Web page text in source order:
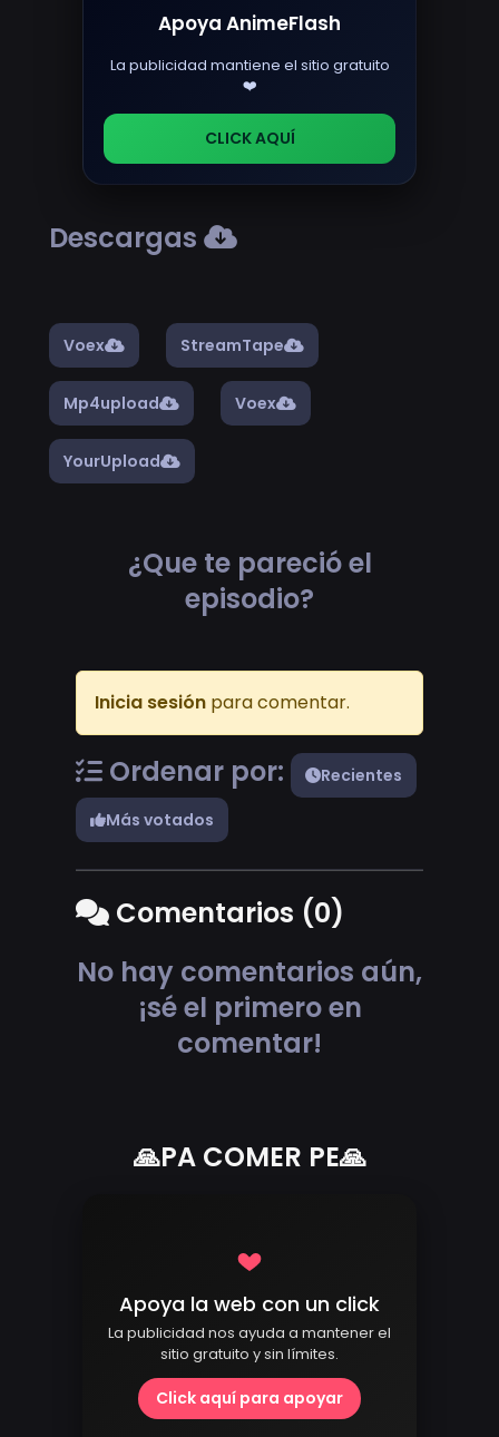
Apoya AnimeFlash
La publicidad mantiene el sitio gratuito
❤️
CLICK AQUÍ
Descargas
Voex StreamTape
Mp4upload Voex
YourUpload
¿Que te pareció el
episodio?
Inicia sesión para comentar.
Ordenar por:
Recientes
Más votados
Comentarios (0)
No hay comentarios aún,
¡sé el primero en
comentar!
🙏PA COMER PE🙏
Apoya la web con un click
La publicidad nos ayuda a mantener el
sitio gratuito y sin límites.
Click aquí para apoyar